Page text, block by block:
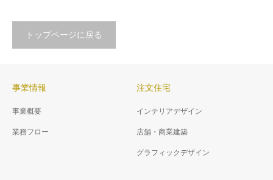
トップページに戻る
事業情報
事業概要
業務フロー
注文住宅
インテリアデザイン
店舗・商業建築
グラフィックデザイン